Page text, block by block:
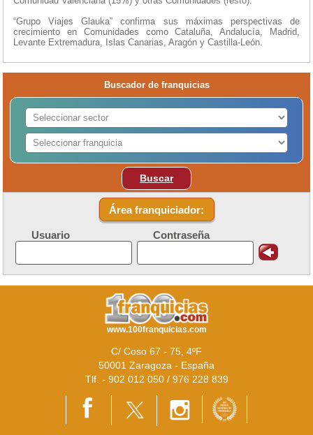
“Grupo Viajes Glauka” confirma sus máximas perspectivas de
crecimiento en Comunidades como Cataluña, Andalucía, Madrid,
Levante Extremadura, Islas Canarias, Aragón y Castilla-León.
Buscador de franquicias
Buscar
Área franquiciador:
Usuario Contraseña
www.100franquicias.com
C/ Coso 67 - 75, 4ºF
50001 Zaragoza - España
Tlf. - 902 012 050 / 976 228 839